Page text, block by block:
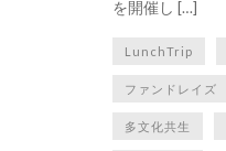
を開催し […]
LunchTrip
ファンドレイズ
多文化共生